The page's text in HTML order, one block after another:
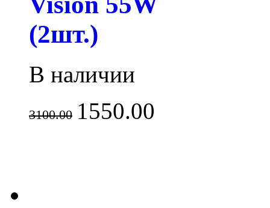
(2шт.)
В наличии
3100.00 1550.00